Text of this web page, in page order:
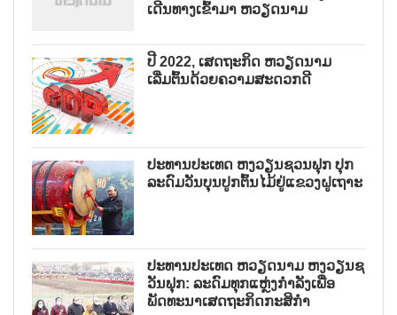
ເດີນທາງເຂົ້າມາ ຫວຽດນາມ
ປີ 2022, ເສດຖະກິດ ຫວຽດນາມ
ເລີ່ມຕົ້ນດ້ວຍຄວາມສະດວກດີ
ປະທານປະເທດ ຫງວຽນຊວນຟຸກ ປຸກ
ລະດົມວັນບຸນປູກຕົ້ນໄມ້ຢູ່ແຂວງຝູເຖາະ
ປະທານປະເທດ ຫວຽດນາມ ຫງວຽນຊ
ວັນຟຸກ: ລະດົມທຸກແຫຼ່ງກຳລັງເພື່ອ
ພັດທະນາເສດຖະກິດກະສິກຳ